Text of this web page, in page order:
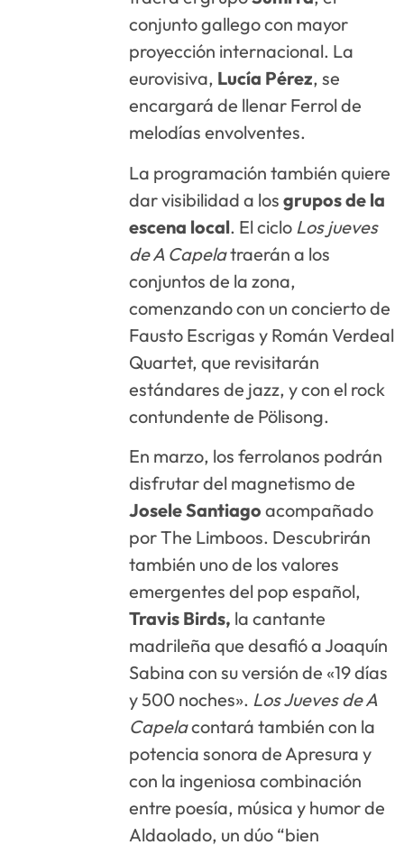
conjunto gallego con mayor
proyección internacional. La
eurovisiva, Lucía Pérez, se
encargará de llenar Ferrol de
melodías envolventes.
La programación también quiere
dar visibilidad a losgrupos de la
escena local. El ciclo Los jueves
de A Capelatraerán a los
conjuntos de la zona,
comenzando con un concierto de
Fausto Escrigas y Román Verdeal
Quartet, que revisitarán
estándares de jazz, y con el rock
contundente de Pölisong.
En marzo, los ferrolanos podrán
disfrutar del magnetismo de
Josele Santiago acompañado
por The Limboos. Descubrirán
también uno de los valores
emergentes del pop español,
Travis Birds, la cantante
madrileña que desafió a Joaquín
Sabina con su versión de «19 días
y 500 noches». Los Jueves de A
Capelacontará también con la
potencia sonora de Apresura y
con la ingeniosa combinación
entre poesía, música y humor de
Aldaolado, un dúo “bien